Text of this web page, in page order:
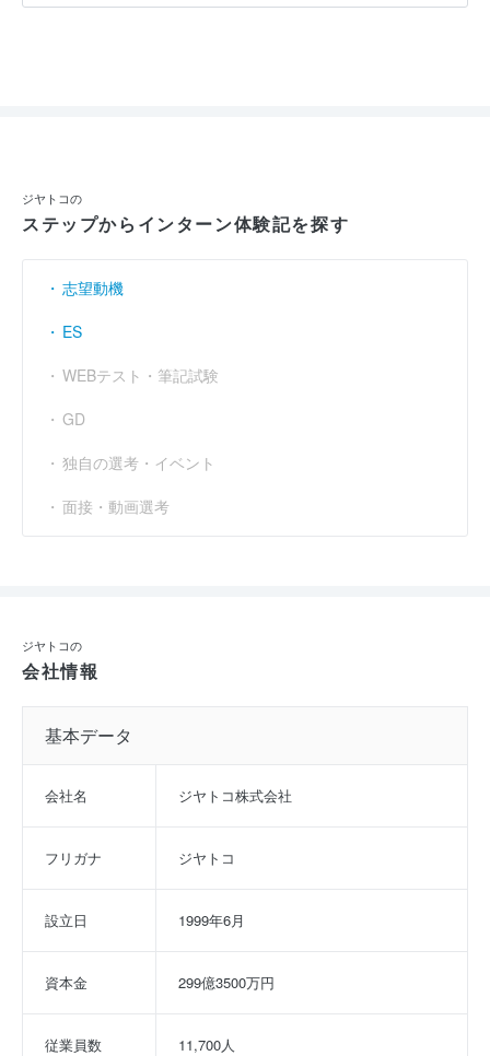
実施時期 : 2024年8月開催 / 期間 : 1日間 / コース : 1day仕事体験
ジヤトコの
ステップからインターン体験記を探す
志望動機
ES
WEBテスト・筆記試験
GD
独自の選考・イベント
面接・動画選考
ジヤトコの
会社情報
基本データ
会社名 ジヤトコ株式会社
フリガナ ジヤトコ
設立日 1999年6月
資本金 299億3500万円
従業員数 11,700人